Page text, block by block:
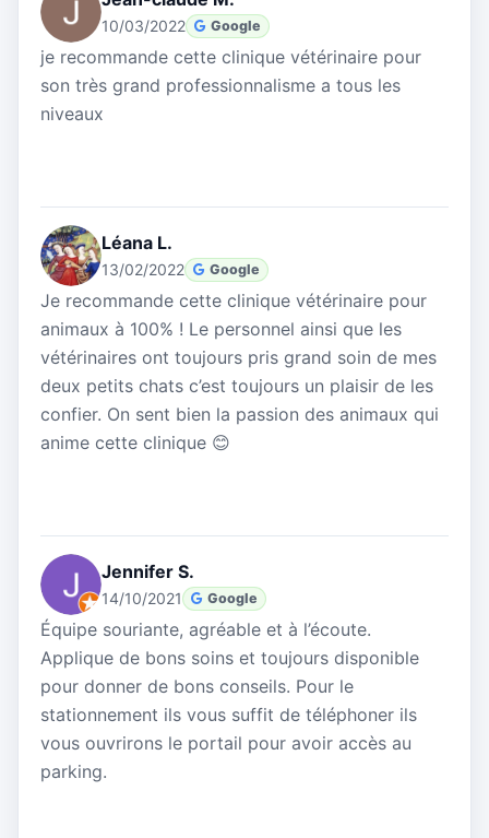
10/03/2022 Google
je recommande cette clinique vétérinaire pour
son très grand professionnalisme a tous les
niveaux
Léana L.
13/02/2022 Google
Je recommande cette clinique vétérinaire pour
animaux à 100% ! Le personnel ainsi que les
vétérinaires ont toujours pris grand soin de mes
deux petits chats c’est toujours un plaisir de les
confier. On sent bien la passion des animaux qui
anime cette clinique 😊
Jennifer S.
14/10/2021 Google
Équipe souriante, agréable et à l’écoute.
Applique de bons soins et toujours disponible
pour donner de bons conseils. Pour le
stationnement ils vous suffit de téléphoner ils
vous ouvrirons le portail pour avoir accès au
parking.